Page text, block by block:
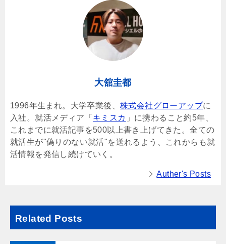
大舘圭都
1996年生まれ。大学卒業後、 株式会社グローアップに
入社。就活メディア「 キミスカ 」に携わること約5年、
これまでに就活記事を500以上書き上げてきた。全ての
就活生が"偽りのない就活"を送れるよう、これからも就
活情報を発信し続けていく。
Auther's Posts
Related Posts